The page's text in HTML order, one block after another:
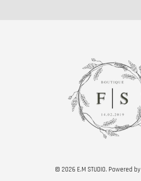
© 2026 E.M STUDIO. Powered by